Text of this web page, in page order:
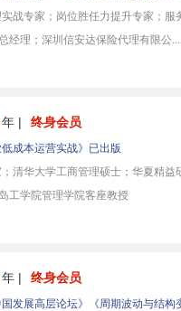
战专家；岗位胜任力提升专家；服
经理；深圳信安达保险代理有限公...
| 终身会员
低成本运营实战》已出版
清华大学工商管理硕士；华夏精益
工学院管理学院客座教授
| 终身会员
国发展高层论坛》《周期波动与结构